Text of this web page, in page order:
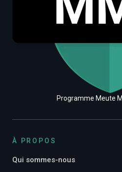
Programme Meute
À PROPOS
Qui sommes-nous